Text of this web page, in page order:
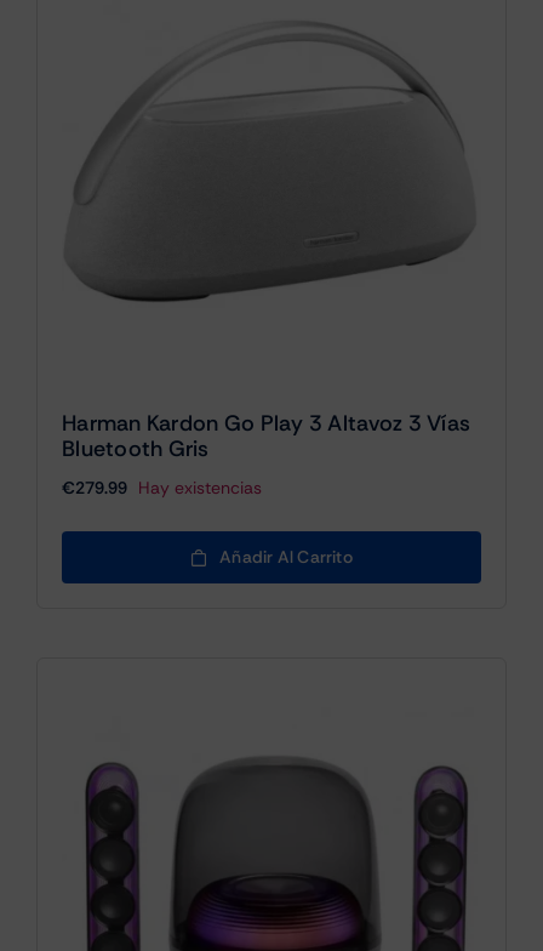
Harman Kardon Go Play 3 Altavoz 3 Vías
Bluetooth Gris
€279.99 Hay existencias
Añadir Al Carrito